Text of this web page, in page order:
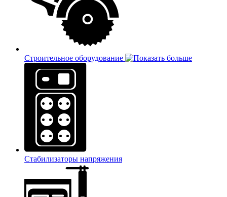
Строительное оборудование
Стабилизаторы напряжения